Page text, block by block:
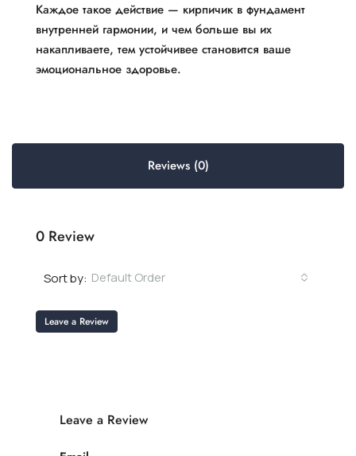
Каждое такое действие — кирпичик в фундамент
внутренней гармонии, и чем больше вы их
накапливаете, тем устойчивее становится ваше
эмоциональное здоровье.
Reviews (0)
0 Review
Sort by: Default Order
Leave a Review
Leave a Review